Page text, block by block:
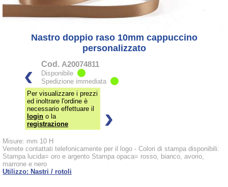
Nastro doppio raso 10mm cappuccino
personalizzato
Cod. A20074811
Disponibile
Spedizione immediata
Per visualizzare i prezzi
ed inoltrare l'ordine è
necessario effettuare il
login o la
registrazione
Misure: mm 10 H
Verrete contattati telefonicamente per il logo - Colori di stampa disponibili:
Stampa lucida= oro e argento Stampa opaca= rosso, bianco, avorio,
marrone e nero
Utilizzo: Nastri / rotoli